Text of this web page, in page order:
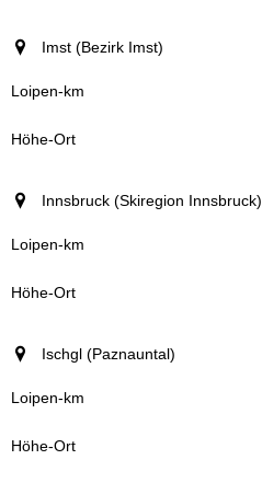
Imst (Bezirk Imst)
Innsbruck (Skiregion Innsbruck)
Ischgl (Paznauntal)